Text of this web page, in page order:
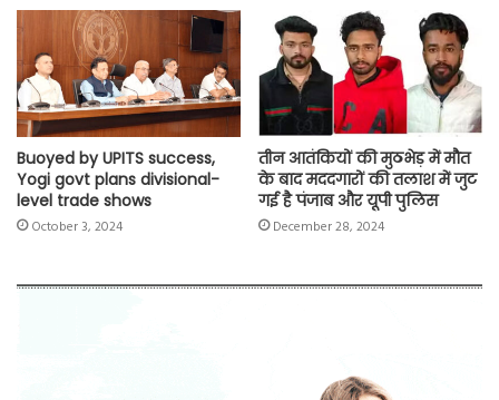
Buoyed by UPITS success,
Yogi govt plans divisional-
level trade shows
October 3, 2024
तीन आतंकियों की मुठभेड़ में मौत
के बाद मददगारों की तलाश में जुट
गई है पंजाब और यूपी पुलिस
December 28, 2024